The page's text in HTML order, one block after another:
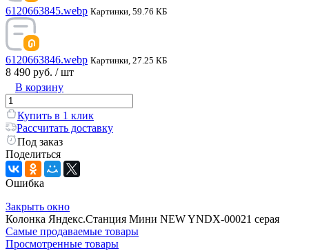
6120663845.webp Картинки, 59.76 КБ
6120663846.webp Картинки, 27.25 КБ
8 490 руб. / шт
В корзину
Купить в 1 клик
Рассчитать доставку
Под заказ
Поделиться
Ошибка
Закрыть окно
Колонка Яндекс.Станция Мини NEW YNDX-00021 серая
Самые продаваемые товары
Просмотренные товары